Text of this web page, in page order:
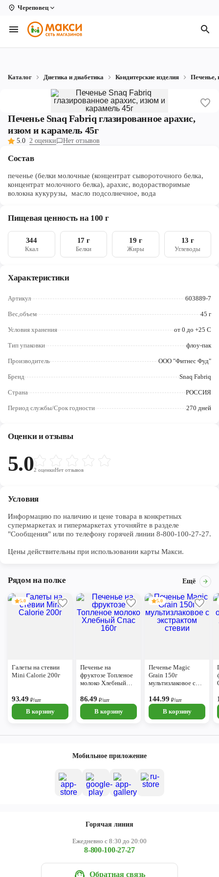
Череповец
Вологда
Архангельск
Котлас
Рыбинск
Череповец
Ярославль
Каталог Диетика и диабетика Кондитерские изделия Печенье,
Печенье Snaq Fabriq глазированное арахис,
изюм и карамель 45г
5.0 2 оценки Нет отзывов
Состав
печенье (белки молочные (концентрат сывороточного белка,
концентрат молочного белка), арахис, водорастворимые
волокна кукурузы, масло подсолнечное, вода
Пищевая ценность на 100 г
344
Ккал
17 г
Белки
19 г
Жиры
13 г
Углеводы
Характеристики
Артикул 603889-7
Вес,объем 45 г
Условия хранения от 0 до +25 С
Тип упаковки флоу-пак
Производитель ООО "Фитнес Фуд"
Бренд Snaq Fabriq
Страна РОССИЯ
Период службы/Срок годности 270 дней
Оценки и отзывы
5.02 оценкиНет отзывов
Условия
Информацию по наличию и цене товара в конкретных
супермаркетах и гипермаркетах уточняйте в разделе
"Сообщения" или по телефону горячей линии 8-800-100-27-27.
Цены действительны при использовании карты Макси.
Рядом на полке Ещё
5.0
Галеты на стевии
Mini Calorie 200г
93.49₽/шт
В корзину
Печенье на
фруктозе Топленое
молоко Хлебный
86.49₽/шт
В корзину
5.0
Печенье Magic
Grain 150г
мультизлаковое с
144.99 ₽/шт
В корзину
Мобильное приложение
Горячая линия
Ежедневно с 8:30 до 20:00
8-800-100-27-27
Обратная связь